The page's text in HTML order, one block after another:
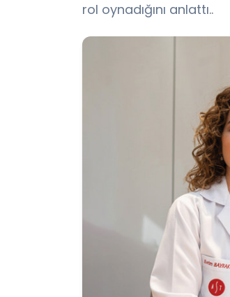
rol oynadığını anlattı..